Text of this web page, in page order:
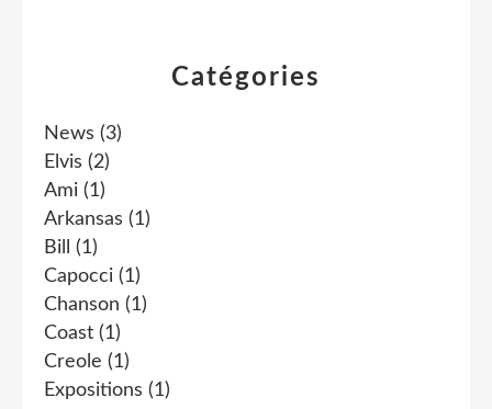
Catégories
News (3)
Elvis (2)
Ami (1)
Arkansas (1)
Bill
(1)
Capocci (1)
Chanson (1)
Coast (1)
Creole (1)
Expositions (1)